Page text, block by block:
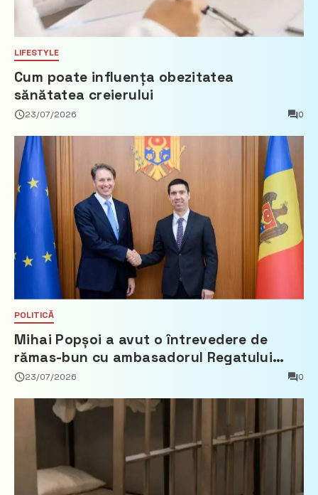
LIFESTYLE
Cum poate influența obezitatea
sănătatea creierului
23/07/2026 0
POLITICĂ
Mihai Popșoi a avut o întrevedere de
rămas-bun cu ambasadorul Regatului
Țărilor de Jos, Fred Duijn
23/07/2026 0